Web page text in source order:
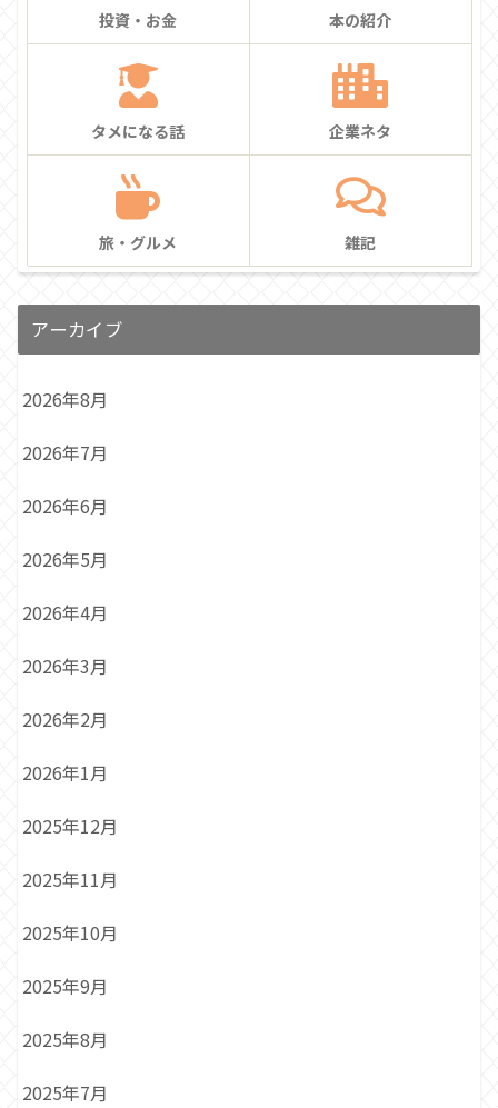
投資・お金 本の紹介
タメになる話 企業ネタ
旅・グルメ 雑記
アーカイブ
2026年8月
2026年7月
2026年6月
2026年5月
2026年4月
2026年3月
2026年2月
2026年1月
2025年12月
2025年11月
2025年10月
2025年9月
2025年8月
2025年7月